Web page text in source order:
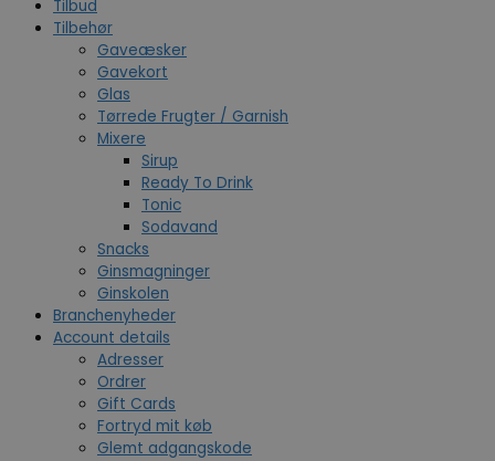
Tilbud
Tilbehør
Gaveæsker
Gavekort
Glas
Tørrede Frugter / Garnish
Mixere
Sirup
Ready To Drink
Tonic
Sodavand
Snacks
Ginsmagninger
Ginskolen
Branchenyheder
Account details
Adresser
Ordrer
Gift Cards
Fortryd mit køb
Glemt adgangskode